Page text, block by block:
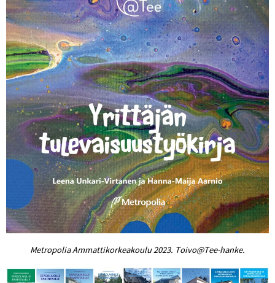
Metropolia Ammattikorkeakoulu 2023. Toivo@Tee-hanke.